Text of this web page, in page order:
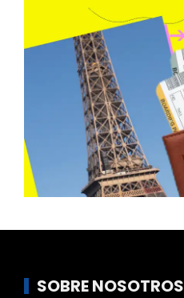
SOBRE NOSOTROS